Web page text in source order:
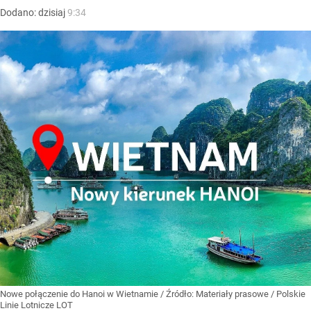
Dodano:dzisiaj9:34
Nowe połączenie do Hanoi w Wietnamie / Źródło: Materiały prasowe / Polskie
Linie Lotnicze LOT